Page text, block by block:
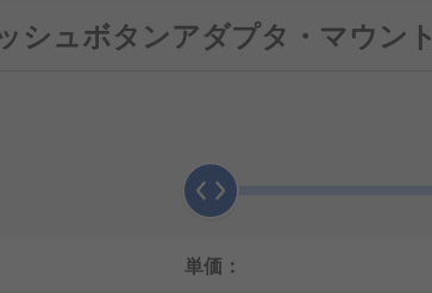
シュボタンアダプタ・マウント
単価：